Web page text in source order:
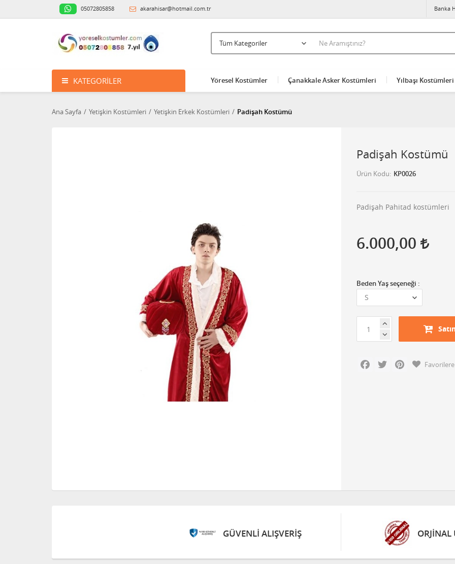
05072805858 akarahisar@hotmail.com.tr Banka
KATEGORILER Yöresel Kostümler Çanakkale Asker Kostümleri Yılbaşı Kostümleri
Ana Sayfa Yetişkin Kostümleri Yetişkin Erkek Kostümleri Padişah Kostümü
Padişah Kostümü
Ürün Kodu KP0026
Padişah Pahitad kostümleri
6.000,00
Beden Yaş seçeneği :
Facebook
Twitter Pinterest
GÜVENLİ ALIŞVERİŞ ORJİNAL